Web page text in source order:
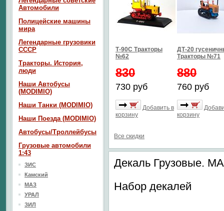
Т-90С Тракторы
№62
830
730 руб
Добавить в
корзину
ДТ-20
Тракторы №71
880
760 руб
корзину
Все скидки
Декаль Грузовые.
Набор декалей
Автомобили
Полицейские машины
мира
Легендарные грузовики
СССР
Тракторы. История,
люди
Наши Автобусы
(MODIMIO)
Наши Танки (MODIMIO)
Наши Поезда (MODIMIO)
Автобусы/Троллейбусы
Грузовые автомобили
1:43
ЗИС
Камский
МАЗ
УРАЛ
ЗИЛ